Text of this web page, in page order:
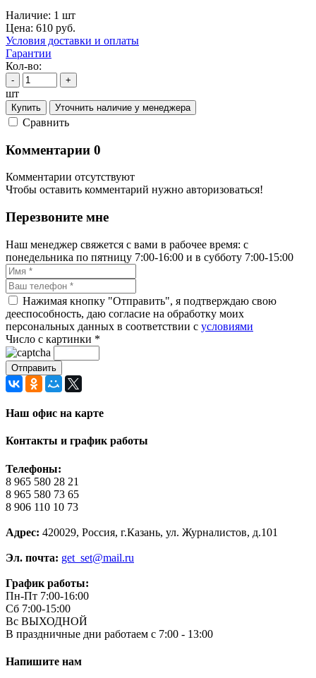
Наличие: 1 шт
Цена: 610 руб.
Условия доставки и оплаты
Гарантии
Кол-во:
- +
шт
Купить Уточнить наличие у менеджера
Cравнить
Комментарии 0
Комментарии отсутствуют
Чтобы оставить комментарий нужно авторизоваться!
Перезвоните мне
Наш менеджер свяжется с вами в рабочее время: с
понедельника по пятницу 7:00-16:00 и в субботу 7:00-15:00
Нажимая кнопку "Отправить", я подтверждаю свою
дееспособность, даю согласие на обработку моих
персональных данных в соответствии с условиями
Число с картинки *
Наш офис на карте
Контакты и график работы
Телефоны:
8 965 580 28 21
8 965 580 73 65
8 906 110 10 73
Адрес: 420029, Россия, г.Казань, ул. Журналистов, д.101
Эл. почта: get_set@mail.ru
График работы:
Пн-Пт 7:00-16:00
Сб 7:00-15:00
Вс ВЫХОДНОЙ
В праздничные дни работаем с 7:00 - 13:00
Напишите нам